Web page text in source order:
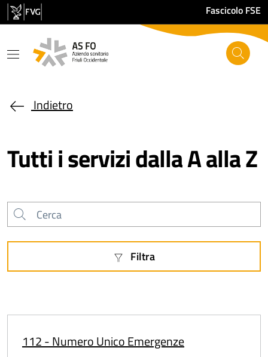
Salta al contenuto principale Fascicolo FSE
Indietro
Tutti i servizi dalla A alla Z
Cerca
Filtra
112 - Numero Unico Emergenze